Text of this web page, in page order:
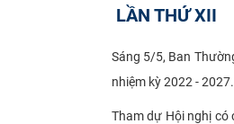
LẦN THỨ XII
Sáng 5/5, Ban
nhiệm kỳ 2022 - 2027.
Tham dự Hội nghị có